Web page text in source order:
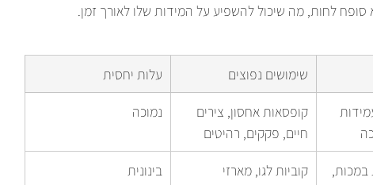
סופח לחות, מה שיכול להשפיע על המידות שלו לאורך זמן.
שימושים נפוצים עלות יחסית
קופסאות אחסון, צירים
חיים, פקקים, רהיטים
נמוכה
קוביות לגו, מארזי
בינונית